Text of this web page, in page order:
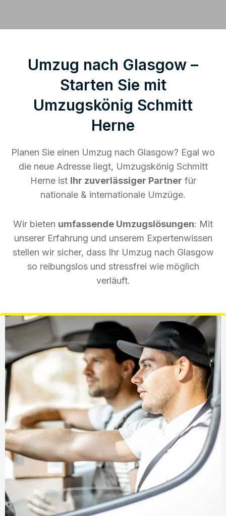
Umzug nach Glasgow –
Starten Sie mit
Umzugskönig Schmitt
Herne
Planen Sie einen Umzug nach Glasgow? Egal wo
die neue Adresse liegt, Umzugskönig Schmitt
Herne ist Ihr zuverlässiger Partner für
nationale & internationale Umzüge.
Wir bieten umfassende Umzugslösungen: Mit
unserer Erfahrung und unserem Expertenwissen
stellen wir sicher, dass Ihr Umzug nach Glasgow
so reibungslos und stressfrei wie möglich
verläuft.